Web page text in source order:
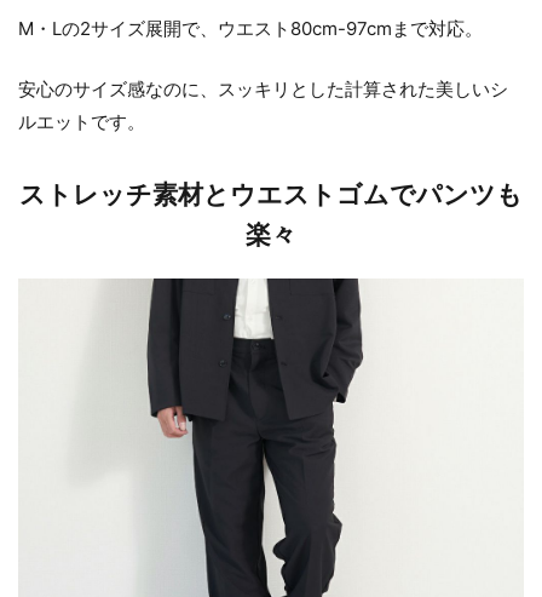
M・Lの2サイズ展開で、ウエスト80cm-97cmまで対応。
安心のサイズ感なのに、スッキリとした計算された美しいシ
ルエットです。
ストレッチ素材とウエストゴムでパンツも
楽々